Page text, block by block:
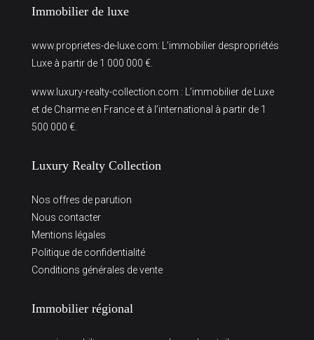
Immobilier de luxe
www.proprietes-de-luxe.com: L’immobilier despropriétés
Luxe à partir de 1 000 000 €.
www.luxury-realty-collection.com : L’immobilier de Luxe
et de Charme en France et à l’international à partir de 1
500 000 €.
Luxury Realty Collection
Nos offres de parution
Nous contacter
Mentions légales
Politique de confidentialité
Conditions générales de vente
Immobilier régional